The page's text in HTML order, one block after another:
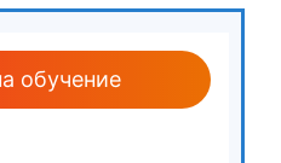
обучение